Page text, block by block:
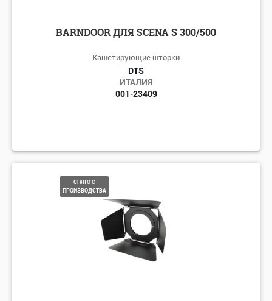
BARNDOOR ДЛЯ SCENA S 300/500
Кашетирующие шторки
DTS
ИТАЛИЯ
001-23409
СНЯТО С
ПРОИЗВОДСТВА